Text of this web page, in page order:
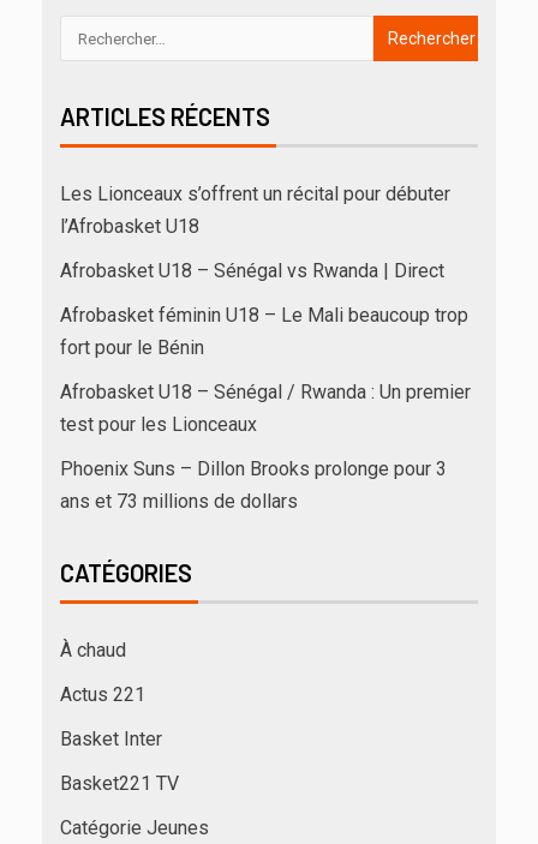
ARTICLES RÉCENTS
Les Lionceaux s’offrent un récital pour débuter
l’Afrobasket U18
Afrobasket U18 – Sénégal vs Rwanda | Direct
Afrobasket féminin U18 – Le Mali beaucoup trop
fort pour le Bénin
Afrobasket U18 – Sénégal / Rwanda : Un premier
test pour les Lionceaux
Phoenix Suns – Dillon Brooks prolonge pour 3
ans et 73 millions de dollars
CATÉGORIES
À chaud
Actus 221
Basket Inter
Basket221 TV
Catégorie Jeunes